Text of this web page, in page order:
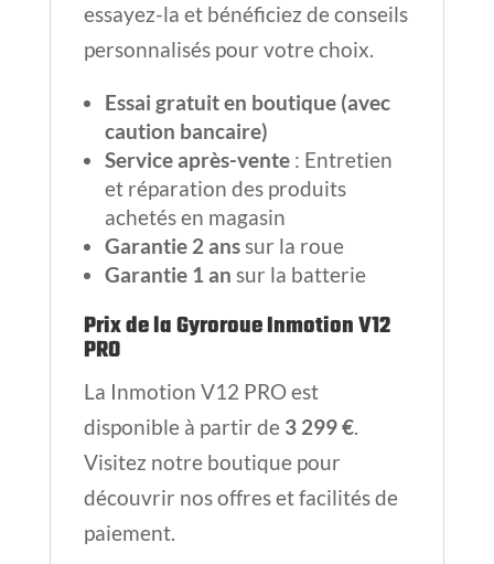
essayez-la et bénéficiez de conseils
personnalisés pour votre choix.
Essai gratuit en boutique (avec
caution bancaire)
Service après-vente: Entretien
et réparation des produits
achetés en magasin
Garantie 2 anssur la roue
Garantie 1 an sur la batterie
Prix de la Gyroroue Inmotion V12
PRO
La Inmotion V12 PRO est
disponible à partir de 3 299 €.
Visitez notre boutique pour
découvrir nos offres et facilités de
paiement.